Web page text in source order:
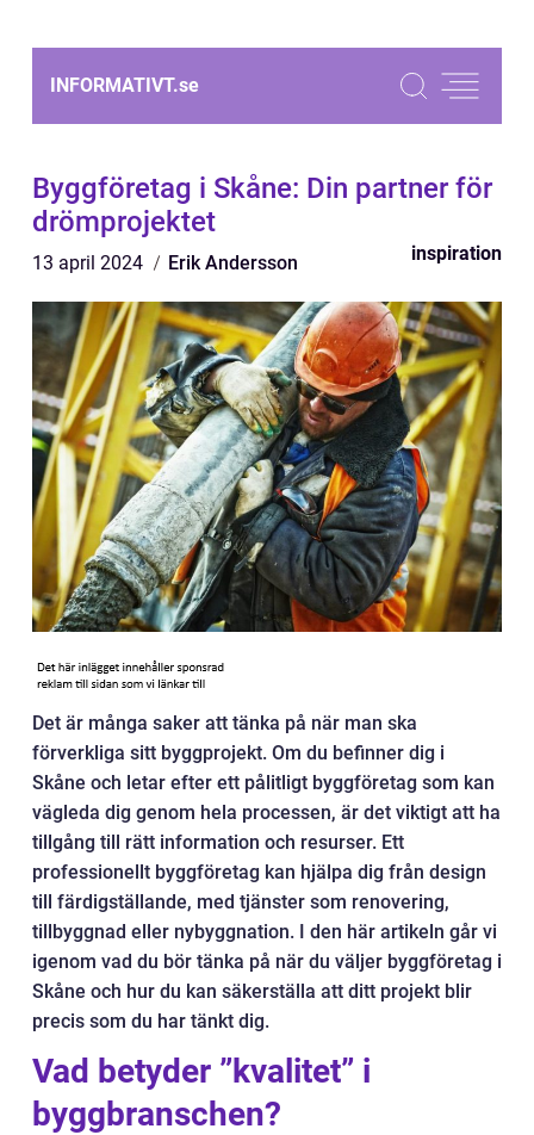
INFORMATIVT.se
Byggföretag i Skåne: Din partner för
drömprojektet
13 april 2024 Erik Andersson inspiration
Det är många saker att tänka på när man ska
förverkliga sitt byggprojekt. Om du befinner dig i
Skåne och letar efter ett pålitligt byggföretag som kan
vägleda dig genom hela processen, är det viktigt att ha
tillgång till rätt information och resurser. Ett
professionellt byggföretag kan hjälpa dig från design
till färdigställande, med tjänster som renovering,
tillbyggnad eller nybyggnation. I den här artikeln går vi
igenom vad du bör tänka på när du väljer byggföretag i
Skåne och hur du kan säkerställa att ditt projekt blir
precis som du har tänkt dig.
Vad betyder ”kvalitet” i
byggbranschen?